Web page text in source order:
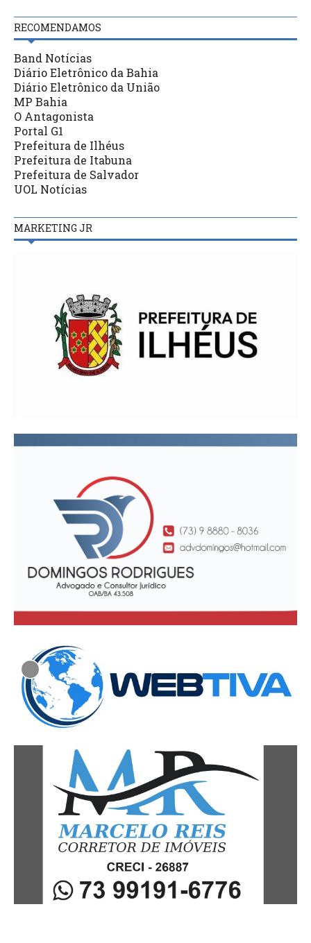
RECOMENDAMOS
Band Notícias
Diário Eletrônico da Bahia
Diário Eletrônico da União
MP Bahia
O Antagonista
Portal G1
Prefeitura de Ilhéus
Prefeitura de Itabuna
Prefeitura de Salvador
UOL Notícias
MARKETING JR